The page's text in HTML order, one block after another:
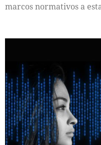
marcos normativos a